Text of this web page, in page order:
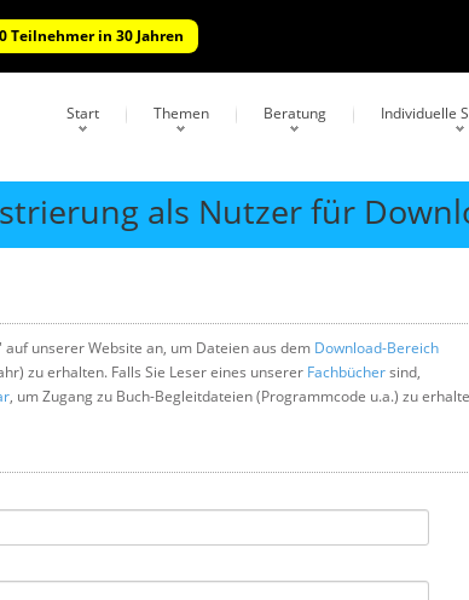
Teilnehmer in 30 Jahren
Start Themen Beratung Individuelle
als Nutzer für
unserer Website an, um Dateien aus dem Download-Bereich
zu erhalten. Falls Sie Leser eines unserer Fachbüchersind,
, um Zugang zu Buch-Begleitdateien (Programmcode u.a.) zu